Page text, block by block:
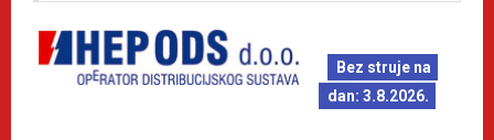
Bez struje na
dan: 3.8.2026.